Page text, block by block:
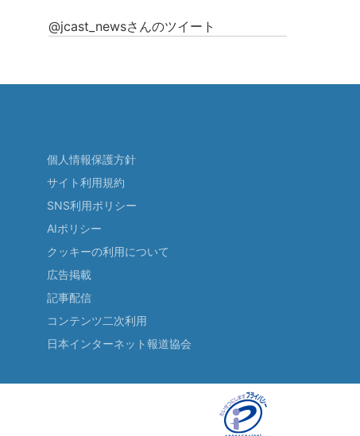
@jcast_newsさんのツイート
個人情報保護方針
サイト利用規約
SNS利用ポリシー
AIポリシー
クッキーの利用について
広告掲載
記事配信
コンテンツ二次利用
日本インターネット報道協会